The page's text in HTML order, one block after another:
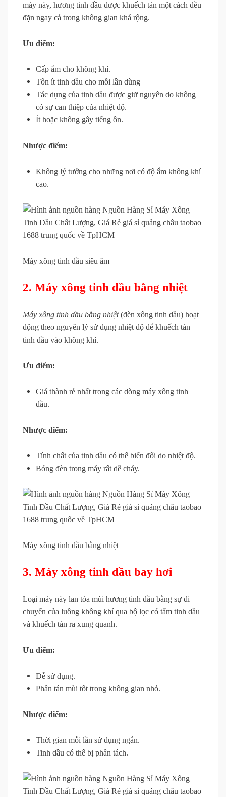
máy này, hương tinh dầu được khuếch tán một cách đều
đặn ngay cả trong không gian khá rộng.
Ưu điểm:
Cấp ẩm cho không khí.
Tốn ít tinh dầu cho mỗi lần dùng
Tác dụng của tinh dầu được giữ nguyên do không
có sự can thiệp của nhiệt độ.
Ít hoặc không gây tiếng ồn.
Nhược điểm:
Không lý tưởng cho những nơi có độ ẩm không khí
cao.
Máy xông tinh dầu siêu âm
2. Máy xông tinh dầu bằng nhiệt
Máy xông tinh dầu bằng nhiệt(đèn xông tinh dầu) hoạt
động theo nguyên lý sử dụng nhiệt độ để khuếch tán
tinh dầu vào không khí.
Ưu điểm:
Giá thành rẻ nhất trong các dòng máy xông tinh
dầu.
Nhược điểm:
Tính chất của tinh dầu có thể biến đổi do nhiệt độ.
Bóng đèn trong máy rất dễ cháy.
Máy xông tinh dầu bằng nhiệt
3. Máy xông tinh dầu bay hơi
Loại máy này lan tỏa mùi hương tinh dầu bằng sự di
chuyển của luồng không khí qua bộ lọc có tẩm tinh dầu
và khuếch tán ra xung quanh.
Ưu điểm:
Dễ sử dụng.
Phân tán mùi tốt trong không gian nhỏ.
Nhược điểm:
Thời gian mỗi lần sử dụng ngắn.
Tinh dầu có thể bị phân tách.